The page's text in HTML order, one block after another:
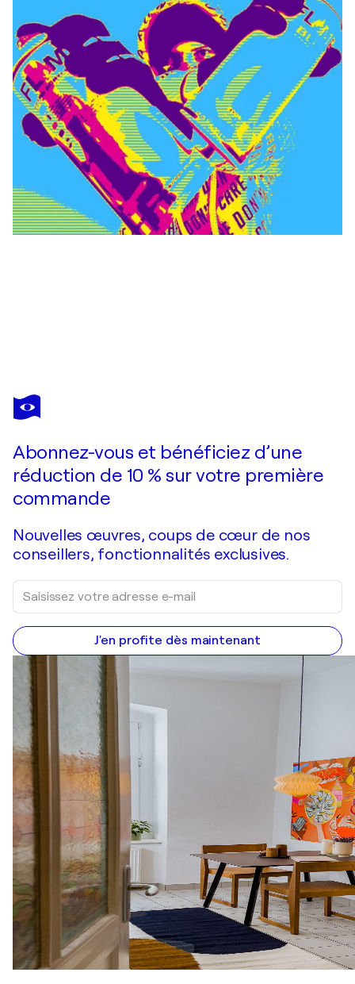
CHEEKY BUNNY
Wall Street Bull NYC
Abonnez-vous et bénéficiez d’une
réduction de 10 % sur votre première
commande
Nouvelles œuvres, coups de cœur de nos
conseillers, fonctionnalités exclusives.
J'en profite dès maintenant